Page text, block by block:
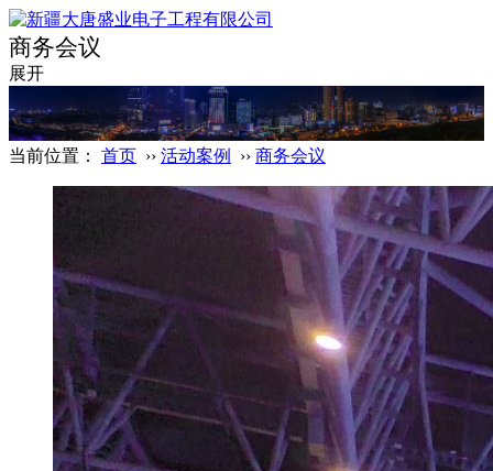
商务会议
展开
当前位置： 首页 ›› 活动案例 ›› 商务会议